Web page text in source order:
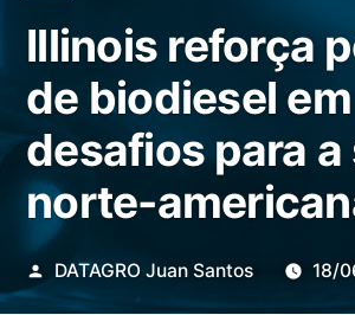
Illinois reforça
de biodiesel
desafios para a
norte-
Publicado
por
DATAGRO Juan Santos 18/